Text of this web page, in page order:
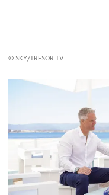
© SKY/TRESOR TV